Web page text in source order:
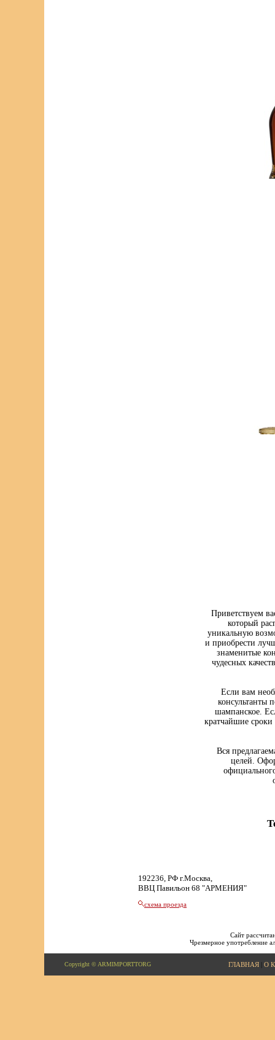
Приветствуем
который
уникальную
и приобрести
знаменитые
чудесных
Если вам
консультанты
шампанское.
кратчайшие
Вся
целей.
192236, РФ г.Москва,
ВВЦ Павильон 68 "АРМЕНИЯ"
схема проезда
Сайт
Чрезмерное употребление
Copyright © ARMIMPORTTORG ГЛАВНАЯ| О